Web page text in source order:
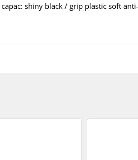
shiny black / grip plastic soft